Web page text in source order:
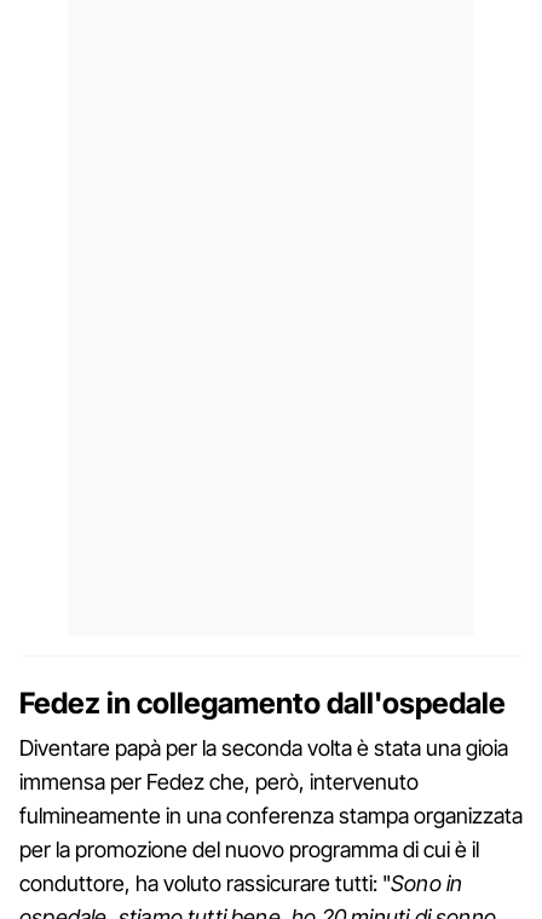
Fedez in collegamento dall'ospedale
Diventare papà per la seconda volta è stata una gioia
immensa per Fedez che, però, intervenuto
fulmineamente in una conferenza stampa organizzata
per la promozione del nuovo programma di cui è il
conduttore, ha voluto rassicurare tutti: "Sono in